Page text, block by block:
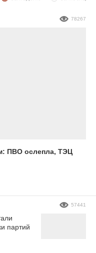
ПВО ослепла, ТЭЦ
78267
партий
57441